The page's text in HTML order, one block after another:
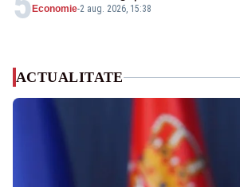
Economie-2 aug. 2026, 15:38
ACTUALITATE